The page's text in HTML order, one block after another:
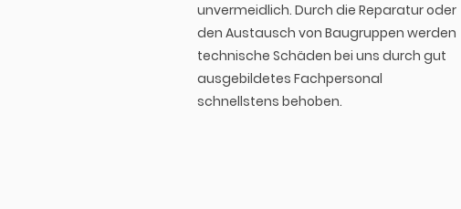
unvermeidlich. Durch die Reparatur oder
den Austausch von Baugruppen werden
technische Schäden bei uns durch gut
ausgebildetes Fachpersonal
schnellstens behoben.